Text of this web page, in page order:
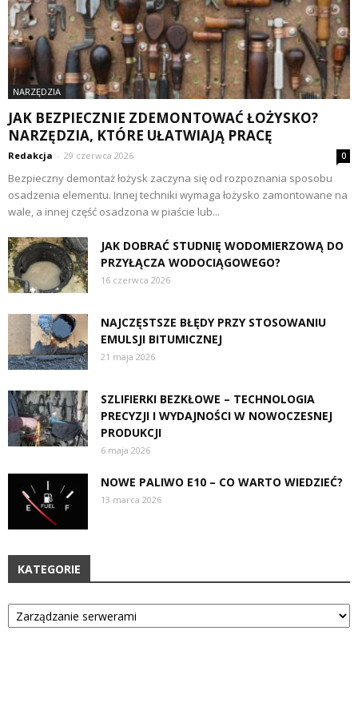
NARZĘDZIA
JAK BEZPIECZNIE ZDEMONTOWAĆ ŁOŻYSKO?
NARZĘDZIA, KTÓRE UŁATWIAJĄ PRACĘ
Redakcja - 29 czerwca 2026 0
Bezpieczny demontaż łożysk zaczyna się od rozpoznania sposobu
osadzenia elementu. Innej techniki wymaga łożysko zamontowane na
wale, a innej część osadzona w piaście lub...
JAK DOBRAĆ STUDNIĘ WODOMIERZOWĄ DO
PRZYŁĄCZA WODOCIĄGOWEGO?
16 czerwca 2026
NAJCZĘSTSZE BŁĘDY PRZY STOSOWANIU
EMULSJI BITUMICZNEJ
21 maja 2026
SZLIFIERKI BEZKŁOWE – TECHNOLOGIA
PRECYZJI I WYDAJNOŚCI W NOWOCZESNEJ
PRODUKCJI
6 maja 2026
NOWE PALIWO E10 – CO WARTO WIEDZIEĆ?
13 marca 2026
KATEGORIE
Kategorie